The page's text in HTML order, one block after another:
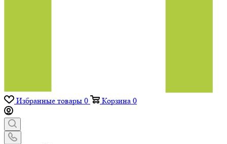
Избранные товары 0 Корзина 0